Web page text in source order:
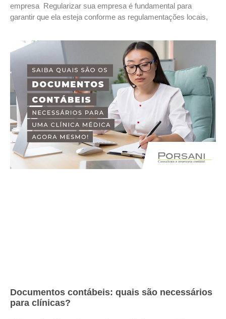
empresa Regularizar sua empresa é fundamental para
garantir que ela esteja conforme as regulamentações locais,
Documentos contábeis: quais são necessários
para clínicas?